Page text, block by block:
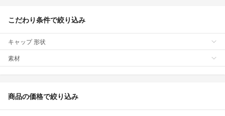
こだわり条件で絞り込み
キャップ 形状
素材
商品の価格で絞り込み